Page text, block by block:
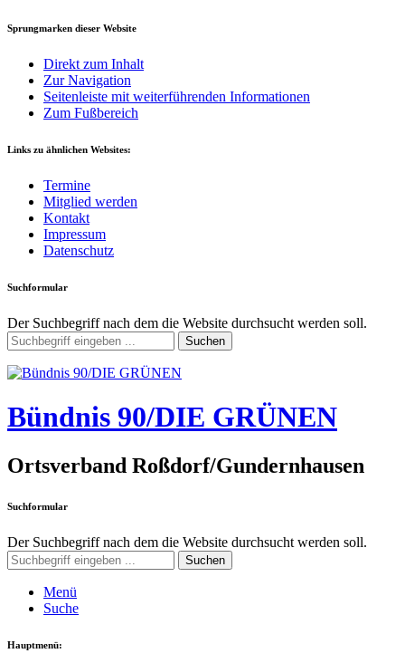
Sprungmarken dieser Website
Direkt zum Inhalt
Zur Navigation
Seitenleiste mit weiterführenden Informationen
Zum Fußbereich
Links zu ähnlichen Websites:
Termine
Mitglied werden
Kontakt
Impressum
Datenschutz
Suchformular
Der Suchbegriff nach dem die Website durchsucht werden soll.
Suchen
Bündnis 90/DIE GRÜNEN
Ortsverband Roßdorf/Gundernhausen
Suchformular
Der Suchbegriff nach dem die Website durchsucht werden soll.
Suchen
Menü
Suche
Hauptmenü: